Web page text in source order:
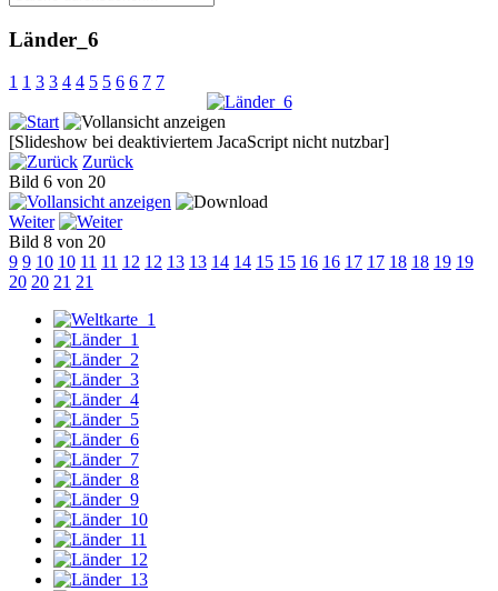
Länder_6
1 1 3 3 4 4 5 5 6 6 7 7
[Slideshow bei deaktiviertem JacaScript nicht nutzbar]
Zurück
Bild 6 von 20
Weiter
Bild 8 von 20
9 9 10 10 11 11 12 12 13 13 14 14 15 15 16 16 17 17 18 18 19 19
20 20 21 21